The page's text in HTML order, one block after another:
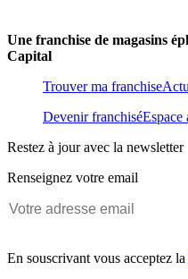
Une franchise de magasins
Capital
Trouver ma franchise
Devenir franchiséEspace
Restez à jour avec la newsletter
Renseignez votre email
En souscrivant vous acceptez la